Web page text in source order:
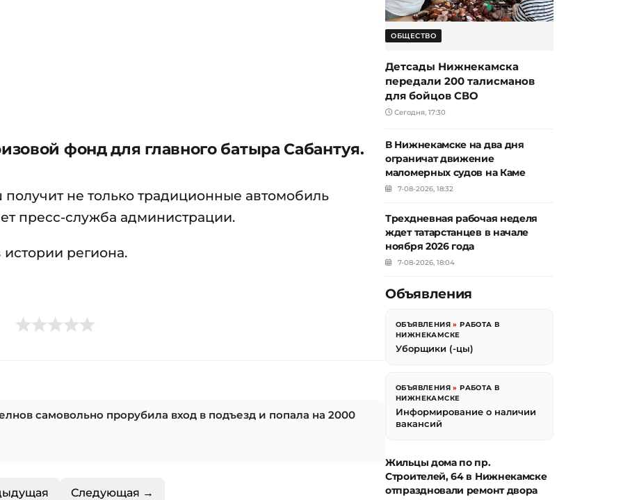
фонд для главного батыра Сабантуя.
не только традиционные автомобиль
пресс-служба администрации.
региона.
самовольно прорубила вход в подъезд и попала на 2000
Следующая →
ОБЩЕСТВО
Детсады Нижнекамска
передали 200 талисманов
для бойцов СВО
Сегодня, 17:30
В Нижнекамске на два дня
ограничат движение
маломерных судов на Каме
7-08-2026, 18:32
Трехдневная рабочая неделя
ждет татарстанцев в начале
ноября 2026 года
7-08-2026, 18:04
Объявления
ОБЪЯВЛЕНИЯ »РАБОТА В
НИЖНЕКАМСКЕ
Уборщики (-цы)
ОБЪЯВЛЕНИЯ »РАБОТА В
НИЖНЕКАМСКЕ
Информирование о наличии
вакансий
Жильцы дома по пр.
Строителей, 64 в Нижнекамске
отпраздновали ремонт двора